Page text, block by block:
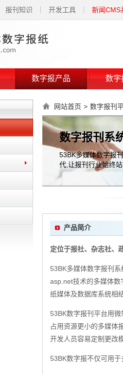
报刊知识 开发工具 新闻CMS
数字报产品 数字
网站首页 > 数字报刊
数字报刊系
53BK多媒体数字报
代,让报刊行业始终
产品简介
定位于报社、杂志社、
53BK多媒体数字报刊
asp.net技术的多媒体数
纸媒体及数据库系统相
53BK数字报刊平台用微
占用资源更小的多媒体
开发人员容易定制更改
53BK数字报不仅可用